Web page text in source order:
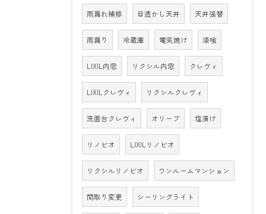
雨漏れ補修 目透かし天井 天井張替
雨漏り 冷蔵庫 電気焼け 漆喰
LIXIL内窓 リクシル内窓 クレヴィ
LIXILクレヴィ リクシルクレヴィ
洗面台クレヴィ オリーブ 塩漬け
リノビオ LIXILリノビオ
リクシルリノビオ ワンルームマンション
間取り変更 シーリングライト